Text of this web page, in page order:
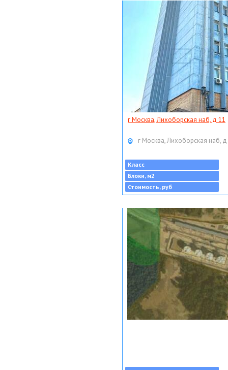
г Москва, Лихоборская наб, д 11
г Москва, Лихоборская наб,
Класс
Блоки, м2
Стоимость, руб